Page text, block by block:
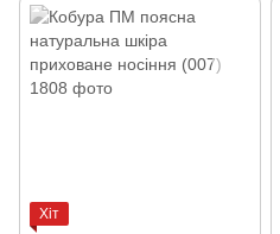
Хіт